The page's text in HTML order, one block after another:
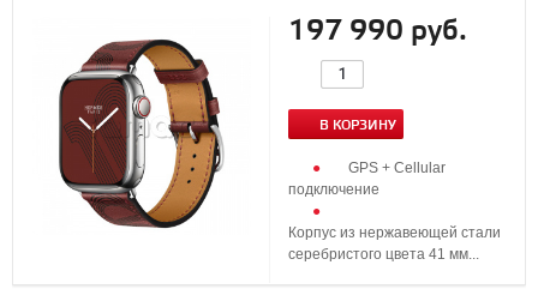
197 990 руб.
В КОРЗИНУ
GPS + Cellular
подключение
Корпус из нержавеющей стали
серебристого цвета 41 мм...